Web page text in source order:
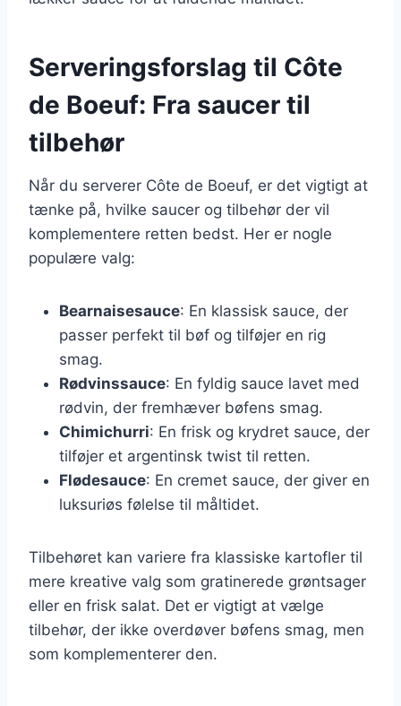
Serveringsforslag til Côte
de Boeuf: Fra saucer til
tilbehør
Når du serverer Côte de Boeuf, er det vigtigt at
tænke på, hvilke saucer og tilbehør der vil
komplementere retten bedst. Her er nogle
populære valg:
Bearnaisesauce: En klassisk sauce, der
passer perfekt til bøf og tilføjer en rig
smag.
Rødvinssauce: En fyldig sauce lavet med
rødvin, der fremhæver bøfens smag.
Chimichurri: En frisk og krydret sauce, der
tilføjer et argentinsk twist til retten.
Flødesauce: En cremet sauce, der giver en
luksuriøs følelse til måltidet.
Tilbehøret kan variere fra klassiske kartofler til
mere kreative valg som gratinerede grøntsager
eller en frisk salat. Det er vigtigt at vælge
tilbehør, der ikke overdøver bøfens smag, men
som komplementerer den.